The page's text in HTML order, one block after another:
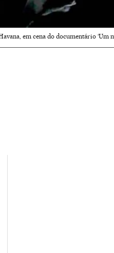
em cena do documentário ‘Um